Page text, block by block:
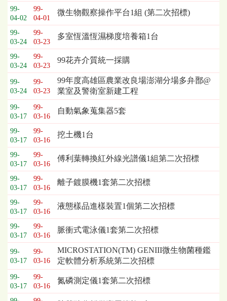
標
日
期、
截
標
日
期、
公
告
事
項
99-
04-02
99-
04-01
微生物觀察操作平台1組 (第二次招標)
99-
03-24
99-
03-23
多室恆溫恆濕梯度培養箱1台
99-
03-24
99-
03-23
99花卉介質統一採購
99-
03-24
99-
03-23
99年度高雄區農業改良場澎湖分場多弁鄑@
業室及警衛室新建工程
99-
03-17
99-
03-16
自動氣象蒐集器5套
99-
03-17
99-
03-16
挖土機1台
99-
03-17
99-
03-16
傅利葉轉換紅外線光譜儀1組第二次招標
99-
03-17
99-
03-16
離子鍍膜機1套第二次招標
99-
03-17
99-
03-16
液態樣品進樣裝置1個第二次招標
99-
03-17
99-
03-16
脈衝式電泳儀1套第二次招標
99-
03-17
99-
03-16
MICROSTATION(TM) GENIII微生物菌種鑑
定軟體分析系統第二次招標
99-
03-17
99-
03-16
氮磷測定儀1套第二次招標